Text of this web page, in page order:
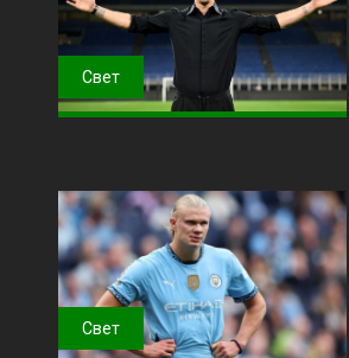
Свет
Свет